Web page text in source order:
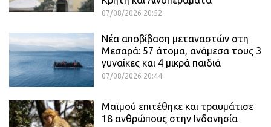
07/08/2026 20:52
Νέα αποβίβαση μεταναστών στη
Μεσαρά: 57 άτομα, ανάμεσα τους 3
γυναίκες και 4 μικρά παιδιά
07/08/2026 20:44
Μαϊμού επιτέθηκε και τραυμάτισε
18 ανθρώπους στην Ινδονησία